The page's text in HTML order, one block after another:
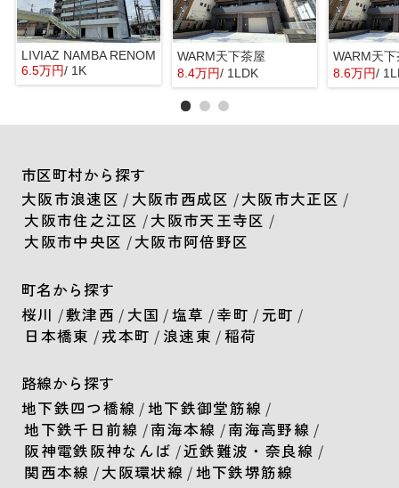
LIVIAZ NAMBA RENOM
6.5万円/ 1K
WARM天下茶屋
8.4万円/ 1LDK
WARM天
8.6万円/
市区町村から探す
大阪市浪速区 / 大阪市西成区 /大阪市大正区 /
大阪市住之江区 /大阪市天王寺区 /
大阪市中央区 /大阪市阿倍野区
町名から探す
桜川 /敷津西 / 大国 /塩草 /幸町 / 元町 /
日本橋東 /戎本町 / 浪速東 /稲荷
路線から探す
地下鉄四つ橋線 /地下鉄御堂筋線 /
地下鉄千日前線 /南海本線 /南海高野線 /
阪神電鉄阪神なんば /近鉄難波・奈良線 /
関西本線 /大阪環状線 /地下鉄堺筋線